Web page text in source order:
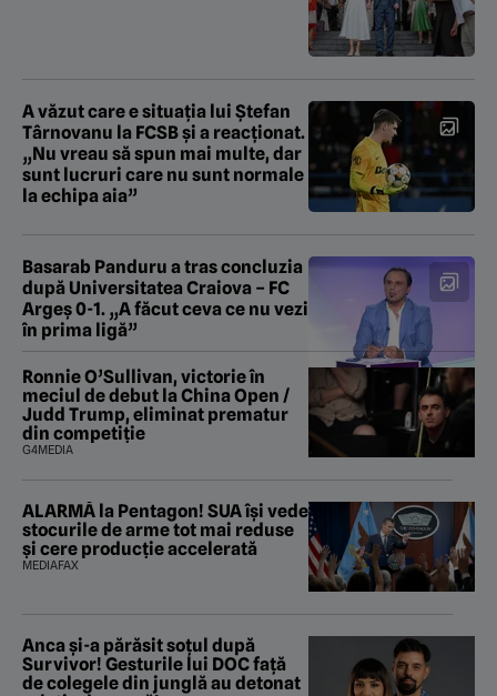
A văzut care e situația lui Ștefan
Târnovanu la FCSB și a reacționat.
„Nu vreau să spun mai multe, dar
sunt lucruri care nu sunt normale
la echipa aia”
Basarab Panduru a tras concluzia
după Universitatea Craiova – FC
Argeș 0-1. „A făcut ceva ce nu vezi
în prima ligă”
Ronnie O’Sullivan, victorie în
meciul de debut la China Open /
Judd Trump, eliminat prematur
din competiție
G4MEDIA
ALARMĂ la Pentagon! SUA își vede
stocurile de arme tot mai reduse
și cere producție accelerată
MEDIAFAX
Anca și-a părăsit soțul după
Survivor! Gesturile lui DOC față
de colegele din junglă au detonat